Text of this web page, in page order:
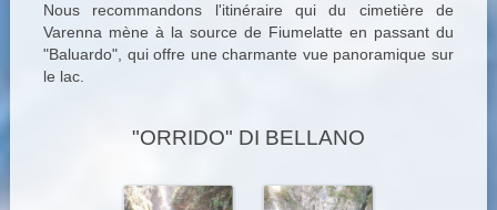
Nous recommandons l'itinéraire qui du cimetière de
Varenna mène à la source de Fiumelatte en passant du
"Baluardo", qui offre une charmante vue panoramique sur
le lac.
"ORRIDO" DI BELLANO